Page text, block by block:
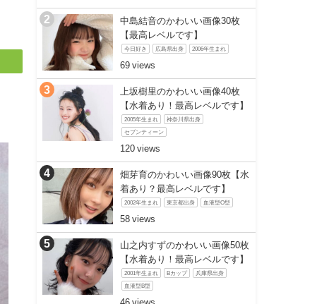
中島結音のかわいい画像30枚
【最高レベルです】
今日好き 広島県出身 2006年生まれ
69
上坂樹里のかわいい画像40枚
【水着あり！最高レベルです】
2005年生まれ 神奈川県出身
セブンティーン
120
畑芽育のかわいい画像90枚【水
着あり？最高レベルです】
2002年生まれ 東京都出身 血液型O型
58
山之内すずのかわいい画像50枚
【水着あり！最高レベルです】
2001年生まれ Bカップ 兵庫県出身
血液型B型